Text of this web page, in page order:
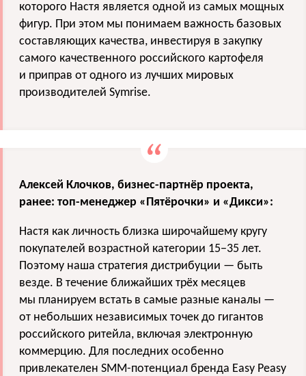
которого Настя является одной из самых мощных
фигур. При этом мы понимаем важность базовых
составляющих качества, инвестируя в закупку
самого качественного российского картофеля
и приправ от одного из лучших мировых
производителей Symrise.
Алексей Клочков, бизнес-партнёр проекта,
ранее: топ-менеджер «Пятёрочки» и «Дикси»:
Настя как личность близка широчайшему кругу
покупателей возрастной категории 15−35 лет.
Поэтому наша стратегия дистрибуции — быть
везде. В течение ближайших трёх месяцев
мы планируем встать в самые разные каналы —
от небольших независимых точек до гигантов
российского ритейла, включая электронную
коммерцию. Для последних особенно
привлекателен SMM-потенциал бренда Easy Peasy